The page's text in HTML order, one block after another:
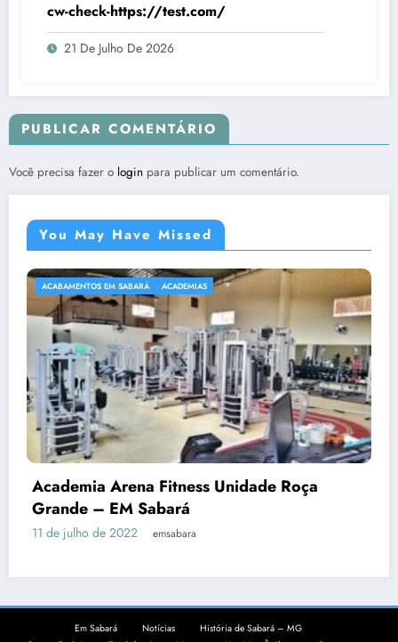
cw-check-https://test.com/
21 De Julho De 2026
PUBLICAR COMENTÁRIO
Você precisa fazer o login para publicar um comentário.
You May Have Missed
ACABAMENTOS EM SABARÁ ACADEMIAS
Academia Arena Fitness Unidade Roça
Grande – EM Sabará
11 de julho de 2022 emsabara
Em Sabará Notícias História de Sabará – MG